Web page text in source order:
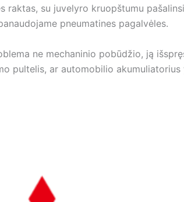
raktas, su juvelyro kruopštumu
pneumatines pagalvėles.
ne mechaninio pobūdžio, ją
pultelis, ar automobilio